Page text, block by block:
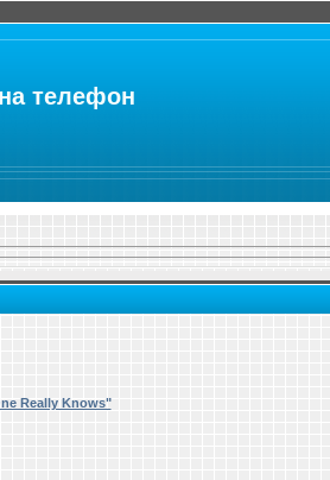
телефон
Really Knows"